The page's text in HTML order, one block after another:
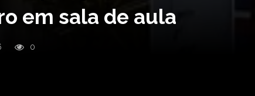
em sala de aula
0